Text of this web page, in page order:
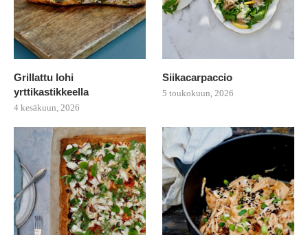
Grillattu lohi
yrttikastikkeella
4 kesäkuun, 2026
Siikacarpaccio
5 toukokuun, 2026